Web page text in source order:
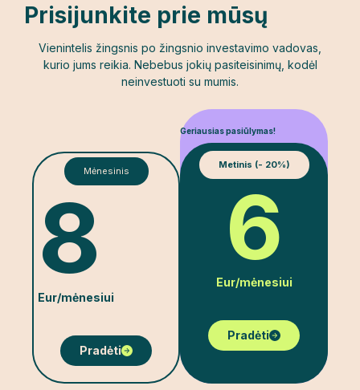
Prisijunkite prie mūsų
Vienintelis žingsnis po žingsnio investavimo vadovas,
kurio jums reikia. Nebebus jokių pasiteisinimų, kodėl
neinvestuoti su mumis.
Mėnesinis
8
Eur/mėnesiui
Pradėti
Geriausias pasiūlymas!
Metinis (- 20%)
6
Eur/mėnesiui
Pradėti